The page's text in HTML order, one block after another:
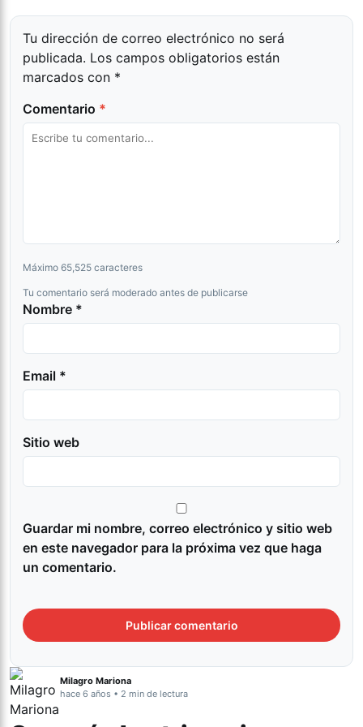
Tu dirección de correo electrónico no será
publicada. Los campos obligatorios están
marcados con *
Comentario *
Máximo 65,525 caracteres
Tu comentario será moderado antes de publicarse
Nombre *
Email *
Sitio web
Guardar mi nombre, correo electrónico y sitio web
en este navegador para la próxima vez que haga
un comentario.
Milagro Mariona
hace 6 años • 2 min de lectura